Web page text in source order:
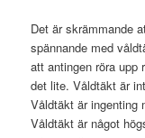
Det är skrämmande
spännande med
att antingen röra upp
det lite. Våldtäkt är
Våldtäkt är ingenting
Våldtäkt är något